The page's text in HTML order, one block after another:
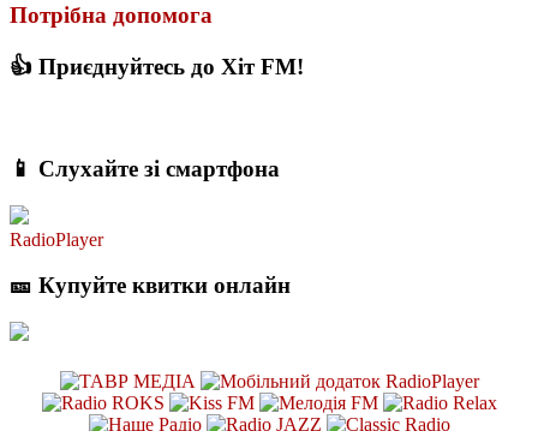
Потрібна допомога
👍 Приєднуйтесь до Хіт FM!
📱 Слухайте зі смартфона
RadioPlayer
🎫 Купуйте квитки онлайн